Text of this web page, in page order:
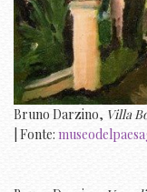
Bruno Darzino, Villa
| Fonte: